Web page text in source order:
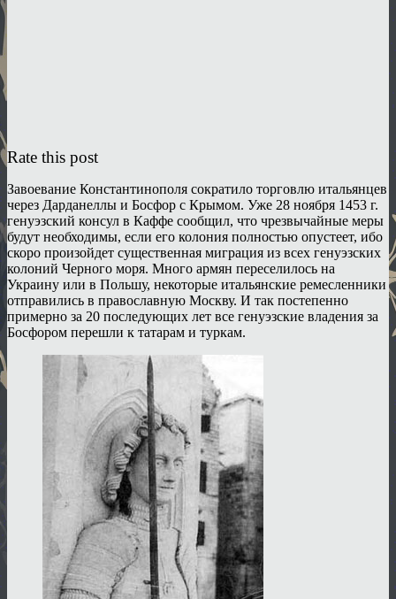
Rate this post
Завоевание Константинополя сократило торговлю итальянцев
через Дарданеллы и Босфор с Крымом. Уже 28 ноября 1453 г.
генуэзский консул в Каффе сообщил, что чрезвычайные меры
будут необходимы, если его колония полностью опустеет, ибо
скоро произойдет существенная миграция из всех генуэзских
колоний Черного моря. Много армян переселилось на
Украину или в Польшу, некоторые итальянские ремесленники
отправились в православную Москву. И так постепенно
примерно за 20 последующих лет все генуэзские владения за
Босфором перешли к татарам и туркам.